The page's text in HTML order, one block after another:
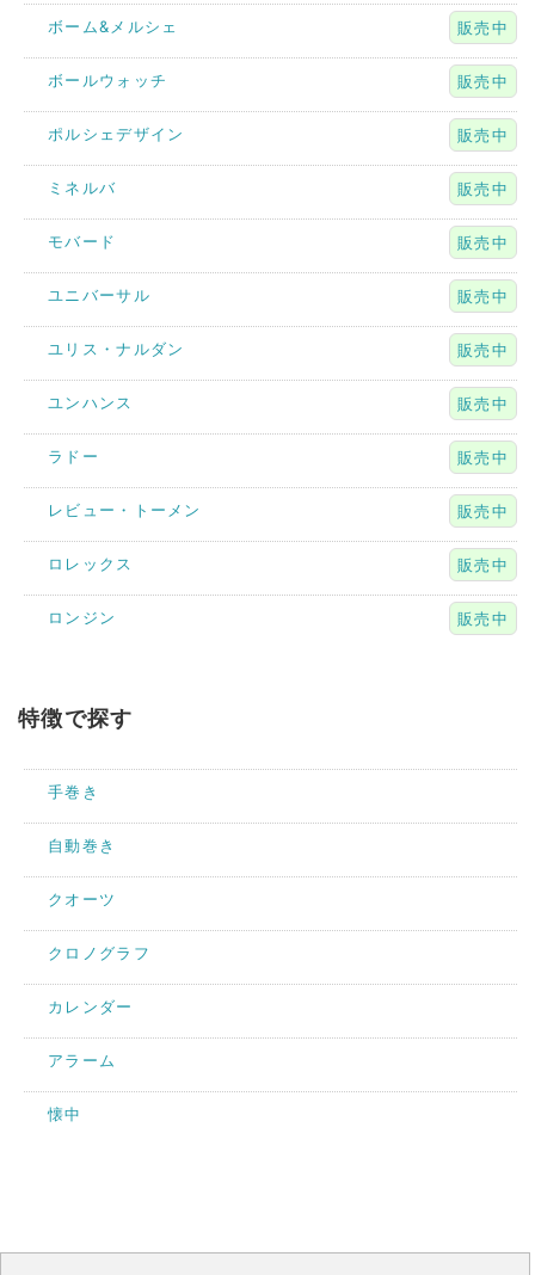
ボーム&メルシェ 販売中
ボールウォッチ 販売中
ポルシェデザイン 販売中
ミネルバ 販売中
モバード 販売中
ユニバーサル 販売中
ユリス・ナルダン 販売中
ユンハンス 販売中
ラドー 販売中
レビュー・トーメン 販売中
ロレックス 販売中
ロンジン 販売中
特徴で探す
手巻き
自動巻き
クオーツ
クロノグラフ
カレンダー
アラーム
懐中